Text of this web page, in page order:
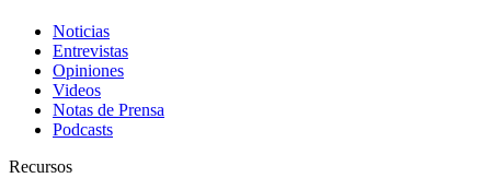
Noticias
Entrevistas
Opiniones
Videos
Notas de Prensa
Podcasts
Recursos